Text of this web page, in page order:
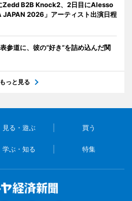
Knock2、2日目にAlesso
2026」アーティスト出演日程
道に、彼の“好き”を詰め込んだ関
もっと見る
見る・遊ぶ 買う
学ぶ・知る 特集